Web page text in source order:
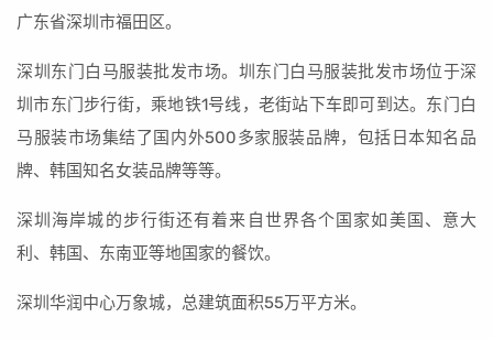
广东省深圳市福田区。
深圳东门白马服装批发市场。圳东门白马服装批发市场位于深
圳市东门步行街，乘地铁1号线，老街站下车即可到达。东门白
马服装市场集结了国内外500多家服装品牌，包括日本知名品
牌、韩国知名女装品牌等等。
深圳海岸城的步行街还有着来自世界各个国家如美国、意大
利、韩国、东南亚等地国家的餐饮。
深圳华润中心万象城，总建筑面积55万平方米。